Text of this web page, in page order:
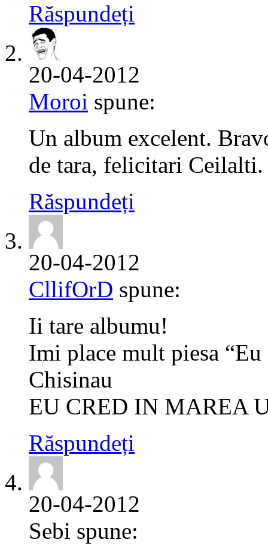
Răspundeți
20-04-2012
Moroi spune:
Un album excelent.
de tara, felicitari Ceilalti.
Răspundeți
20-04-2012
CllifOrD spune:
Ii tare albumu!
Imi place mult piesa
Chisinau
EU CRED IN MAREA
Răspundeți
20-04-2012
Sebi spune: